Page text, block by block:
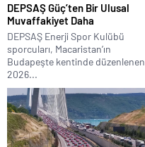
DEPSAŞ Güç’ten Bir Ulusal
Muvaffakiyet Daha
DEPSAŞ Enerji Spor Kulübü
sporcuları, Macaristan’ın
Budapeşte kentinde düzenlenen
2026...